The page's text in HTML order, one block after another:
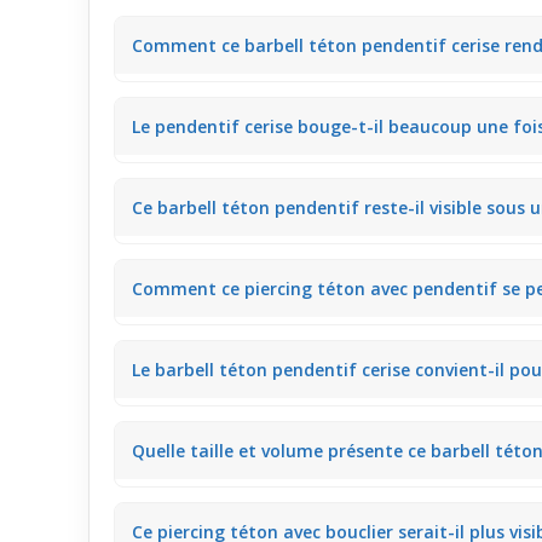
Comment ce barbell téton pendentif cerise
piercing classique, parfait pour sublimer un look
Le pendentif cerise bouge-t-il beaucoup une
gêner, accentuant la féminité tout en restant
Ce barbell téton pendentif reste-il visible sous
souligne le piercing tout en s'intégrant facilement
Comment ce piercing téton avec pendentif se
mouvements, idéale pour garder une esthétique
Le barbell téton pendentif cerise convient-il
valeur la poitrine avec subtilité et originalité.
Quelle taille et volume présente ce barbell
et un impact visuel mesuré en soirée.
Ce piercing téton avec bouclier serait-il plus